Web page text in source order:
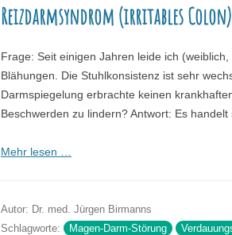
STAMMTISCHE
ZEITSCHRIFT
DR. MAX-OTTO-
VORTRÄGE
Reizdarmsyndrom (irritables Colon)
Frage: Seit einigen Jahren leide ich
Blähungen. Die Stuhlkonsistenz ist sehr
Darmspiegelung erbrachte keinen
Beschwerden zu lindern? Antwort: Es
Mehr lesen …
Autor: Dr. med. Jürgen Birmanns
Schlagworte:
Magen-Darm-Störung